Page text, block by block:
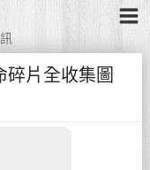
碎片全收集圖